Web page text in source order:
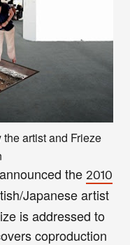
artist and Frieze
the 2010
Japanese artist
is addressed to
coproduction